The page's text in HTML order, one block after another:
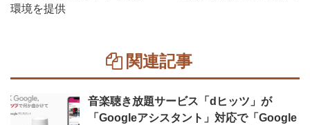
環境を提供
関連記事
音楽聴き放題サービス「dヒッツ」が
「Googleアシスタント」対応で「Google